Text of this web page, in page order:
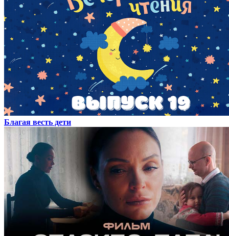
Благая весть дети